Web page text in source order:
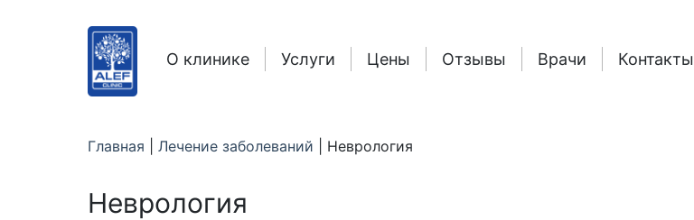
О клинике Услуги Цены Отзывы Врачи Контакты
Главная Лечение заболеваний Неврология
Неврология